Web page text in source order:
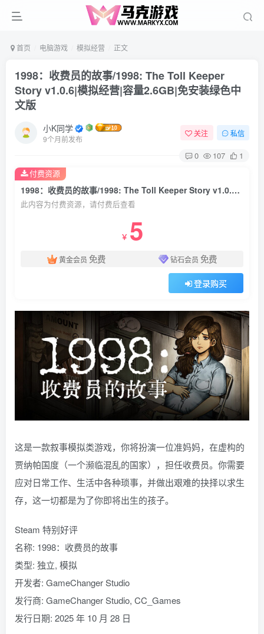
首页 电脑游戏 模拟经营 正文
1998：收费员的故事/1998: The Toll Keeper
Story v1.0.6|模拟经营|容量2.6GB|免安装绿色中
文版
小K同学
9个月前发布
关注 私信
0 107 1
1998：收费员的故事/1998: The Toll Keeper Story v1.0.6|模拟经营|容量2.6GB|免安装绿色中文版
此内容为付费资源，请付费后查看
￥ 5
黄金会员 免费 钻石会员 免费
登录购买
付费资源
这是一款叙事模拟类游戏，你将扮演一位准妈妈，在虚构的
贾纳帕国度（一个濒临混乱的国家），担任收费员。你需要
应对日常工作、生活中各种琐事，并做出艰难的抉择以求生
存，这一切都是为了你即将出生的孩子。
Steam 特别好评
名称: 1998：收费员的故事
类型: 独立, 模拟
开发者: GameChanger Studio
发行商: GameChanger Studio, CC_Games
发行日期: 2025 年 10 月 28 日